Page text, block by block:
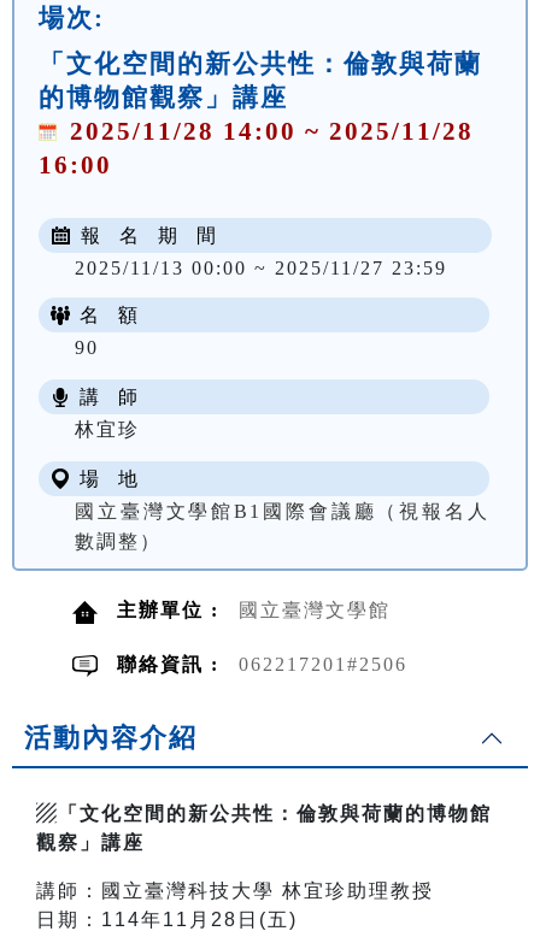
場次:
「文化空間的新公共性：倫敦與荷蘭
的博物館觀察」講座
2025/11/28 14:00 ~ 2025/11/28
16:00
報 名 期 間
2025/11/13 00:00 ~ 2025/11/27 23:59
名 額
90
講 師
林宜珍
場 地
國立臺灣文學館B1國際會議廳（視報名人
數調整）
主辦單位 : 國立臺灣文學館
聯絡資訊 : 062217201#2506
活動內容介紹
▨「文化空間的新公共性：倫敦與荷蘭的博物館
觀察」講座
講師：國立臺灣科技大學 林宜珍助理教授
日期：114年11月28日(五)